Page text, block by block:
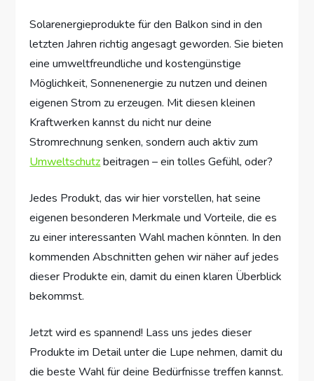
Solarenergieprodukte für den Balkon sind in den
letzten Jahren richtig angesagt geworden. Sie bieten
eine umweltfreundliche und kostengünstige
Möglichkeit, Sonnenenergie zu nutzen und deinen
eigenen Strom zu erzeugen. Mit diesen kleinen
Kraftwerken kannst du nicht nur deine
Stromrechnung senken, sondern auch aktiv zum
Umweltschutzbeitragen – ein tolles Gefühl, oder?
Jedes Produkt, das wir hier vorstellen, hat seine
eigenen besonderen Merkmale und Vorteile, die es
zu einer interessanten Wahl machen könnten. In den
kommenden Abschnitten gehen wir näher auf jedes
dieser Produkte ein, damit du einen klaren Überblick
bekommst.
Jetzt wird es spannend! Lass uns jedes dieser
Produkte im Detail unter die Lupe nehmen, damit du
die beste Wahl für deine Bedürfnisse treffen kannst.